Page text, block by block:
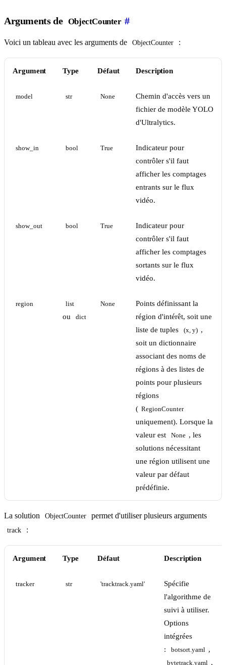
Arguments de ObjectCounter #
Voici un tableau avec les arguments de ObjectCounter :
Argument Type Défaut Description
model str None
Chemin d'accès vers un
fichier de modèle YOLO
d'Ultralytics.
show_in bool True
Indicateur pour
contrôler s'il faut
afficher les comptages
entrants sur le flux
vidéo.
show_out bool True
Indicateur pour
contrôler s'il faut
afficher les comptages
sortants sur le flux
vidéo.
region list
ou dict
None
Points définissant la
région d'intérêt, soit une
liste de tuples
(x, y) ,
soit un dictionnaire
associant des noms de
régions à des listes de
points pour plusieurs
régions
( RegionCounter
uniquement). Lorsque la
valeur est
None , les
solutions nécessitant
une région utilisent une
valeur par défaut
prédéfinie.
La solution ObjectCounter permet d'utiliser plusieurs arguments
track :
Argument Type Défaut Description
tracker str 'tracktrack.yaml'
Spécifie
l'algorithme de
suivi à utiliser.
Options
intégrées
:
botsort.yaml ,
bytetrack.yaml ,